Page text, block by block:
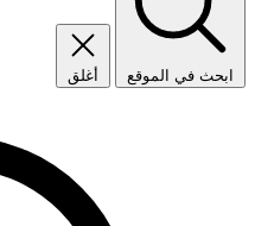
ابحث في الموقع أغلق